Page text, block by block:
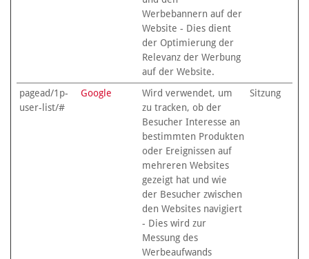
Werbebannern auf der
Website - Dies dient
der Optimierung der
Relevanz der Werbung
auf der Website.
pagead/1p-
user-list/#
Google
Wird verwendet, um
zu tracken, ob der
Besucher Interesse an
bestimmten Produkten
oder Ereignissen auf
mehreren Websites
gezeigt hat und wie
der Besucher zwischen
den Websites navigiert
- Dies wird zur
Messung des
Werbeaufwands
Sitzung